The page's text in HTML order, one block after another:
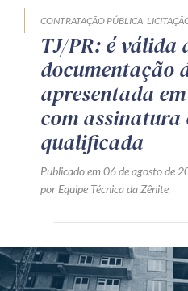
CONTRATAÇÃO PÚBLICA
TJ/PR: é válida
documentação
apresentada
com assinatura
qualificada
Publicado em 06 de agosto de
por Equipe Técnica da Zênite